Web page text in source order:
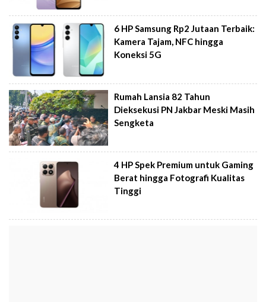
6 HP Samsung Rp2 Jutaan Terbaik:
Kamera Tajam, NFC hingga
Koneksi 5G
Rumah Lansia 82 Tahun
Dieksekusi PN Jakbar Meski Masih
Sengketa
4 HP Spek Premium untuk Gaming
Berat hingga Fotografi Kualitas
Tinggi